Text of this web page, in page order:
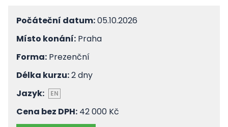
Počáteční datum:05.10.2026
Místo konání: Praha
Forma: Prezenční
Délka kurzu:2 dny
Jazyk:
EN
Cena bez DPH: 42 000 Kč